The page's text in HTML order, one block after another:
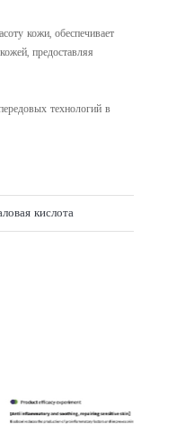
кожи, обеспечивает
предоставляя
технологий в
кислота